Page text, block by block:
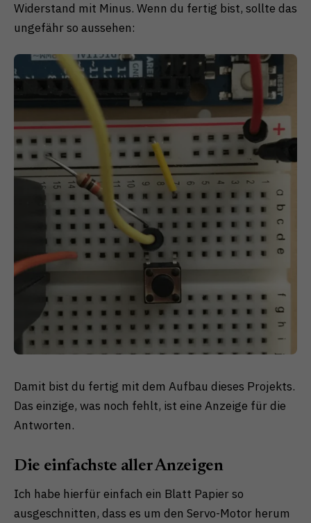
Widerstand mit Minus. Wenn du fertig bist, sollte das
ungefähr so aussehen:
Damit bist du fertig mit dem Aufbau dieses Projekts.
Das einzige, was noch fehlt, ist eine Anzeige für die
Antworten.
Die einfachste aller Anzeigen
Ich habe hierfür einfach ein Blatt Papier so
ausgeschnitten, dass es um den Servo-Motor herum